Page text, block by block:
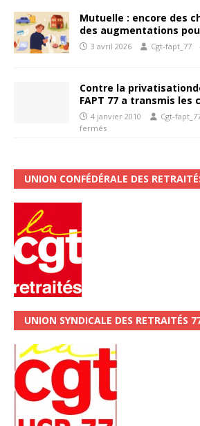
Mutuelle : encore des
des augmentations
3 avril 2026 Cgt-fapt_77
Contre la
FAPT 77 a transmis les
4 janvier 2010 Cgt-
fermés
UNION CONFÉDÉRALE DES
UNION SYNDICALE DES RETRAITÉS